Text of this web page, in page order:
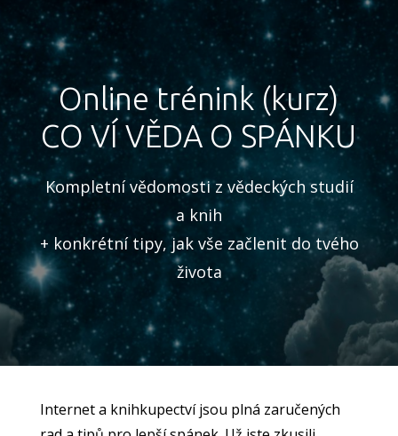
Online trénink (kurz)
CO VÍ VĚDA O SPÁNKU
Kompletní vědomosti z vědeckých studií
a knih
+ konkrétní tipy, jak vše začlenit do tvého
života
Internet a knihkupectví jsou plná zaručených